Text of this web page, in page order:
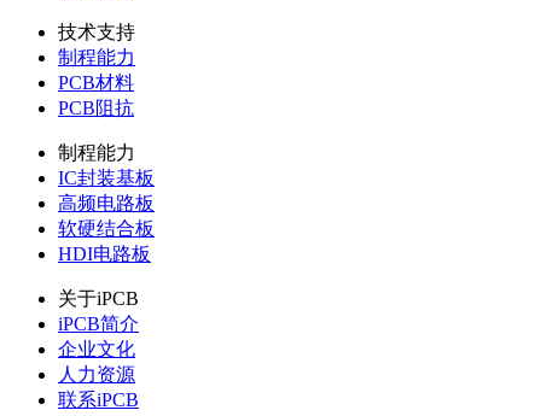
技术支持
制程能力
PCB材料
PCB阻抗
制程能力
IC封装基板
高频电路板
软硬结合板
HDI电路板
关于iPCB
iPCB简介
企业文化
人力资源
联系iPCB